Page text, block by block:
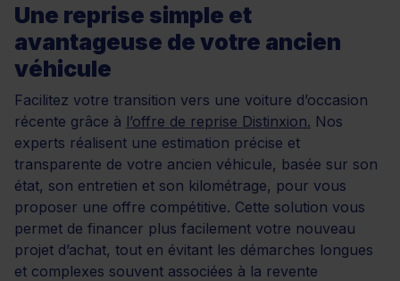
Une reprise simple et
avantageuse de votre ancien
véhicule
Facilitez votre transition vers une voiture d’occasion
récente grâce à l’offre de reprise Distinxion. Nos
experts réalisent une estimation précise et
transparente de votre ancien véhicule, basée sur son
état, son entretien et son kilométrage, pour vous
proposer une offre compétitive. Cette solution vous
permet de financer plus facilement votre nouveau
projet d’achat, tout en évitant les démarches longues
et complexes souvent associées à la revente